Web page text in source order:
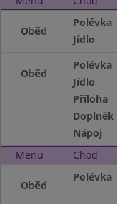
Oběd
Polévka
Jídlo
Oběd
Polévka
Jídlo
Příloha
Doplněk
Nápoj
Menu
Chod
Oběd
Polévka